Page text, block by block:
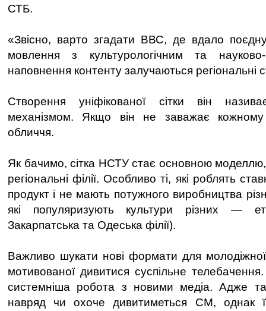
СТБ.
«Звісно, варто згадати ВВС, де вдало
мовлення з культурологічним та науково-
наповнення контенту залучаються регіональні
Створення уніфікованої сітки він
механізмом. Якщо він не заважає
обличчя.
Як бачимо, сітка НСТУ стає основною моделлю,
регіональні філії. Особливо ті, які роблять
продукт і не мають потужного виробництва
які популяризують культури різних —
Закарпатська та Одеська філії).
Важливо шукати нові формати для
мотивованої дивитися суспільне
системніша робота з новими медіа. Адже
навряд чи охоче дивитиметься СМ, однак